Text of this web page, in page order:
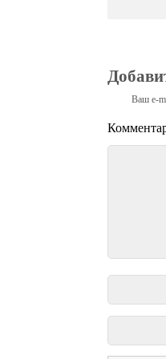
Ваш e-